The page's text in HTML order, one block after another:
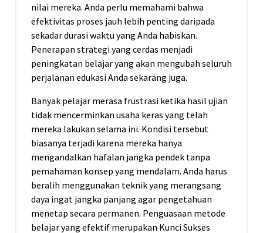
nilai mereka. Anda perlu memahami bahwa
efektivitas proses jauh lebih penting daripada
sekadar durasi waktu yang Anda habiskan.
Penerapan strategi yang cerdas menjadi
peningkatan belajar yang akan mengubah seluruh
perjalanan edukasi Anda sekarang juga.
Banyak pelajar merasa frustrasi ketika hasil ujian
tidak mencerminkan usaha keras yang telah
mereka lakukan selama ini. Kondisi tersebut
biasanya terjadi karena mereka hanya
mengandalkan hafalan jangka pendek tanpa
pemahaman konsep yang mendalam. Anda harus
beralih menggunakan teknik yang merangsang
daya ingat jangka panjang agar pengetahuan
menetap secara permanen. Penguasaan metode
belajar yang efektif merupakan Kunci Sukses